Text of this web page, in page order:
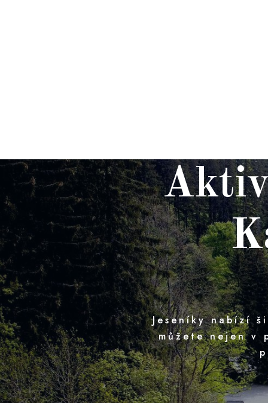
Jeseníky nabízí
můžete nejen